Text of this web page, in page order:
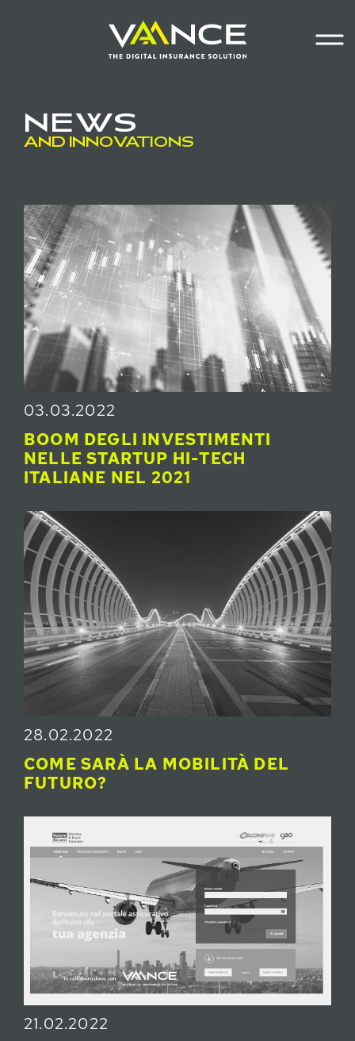
Menu
NEWS
AND INNOVATIONS
03.03.2022
BOOM DEGLI INVESTIMENTI
NELLE STARTUP HI-TECH
ITALIANE NEL 2021
28.02.2022
COME SARÀ LA MOBILITÀ DEL
FUTURO?
21.02.2022